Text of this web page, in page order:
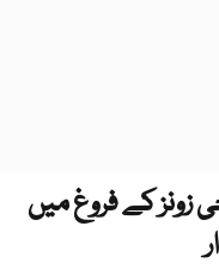
زونز کے فروغ میں